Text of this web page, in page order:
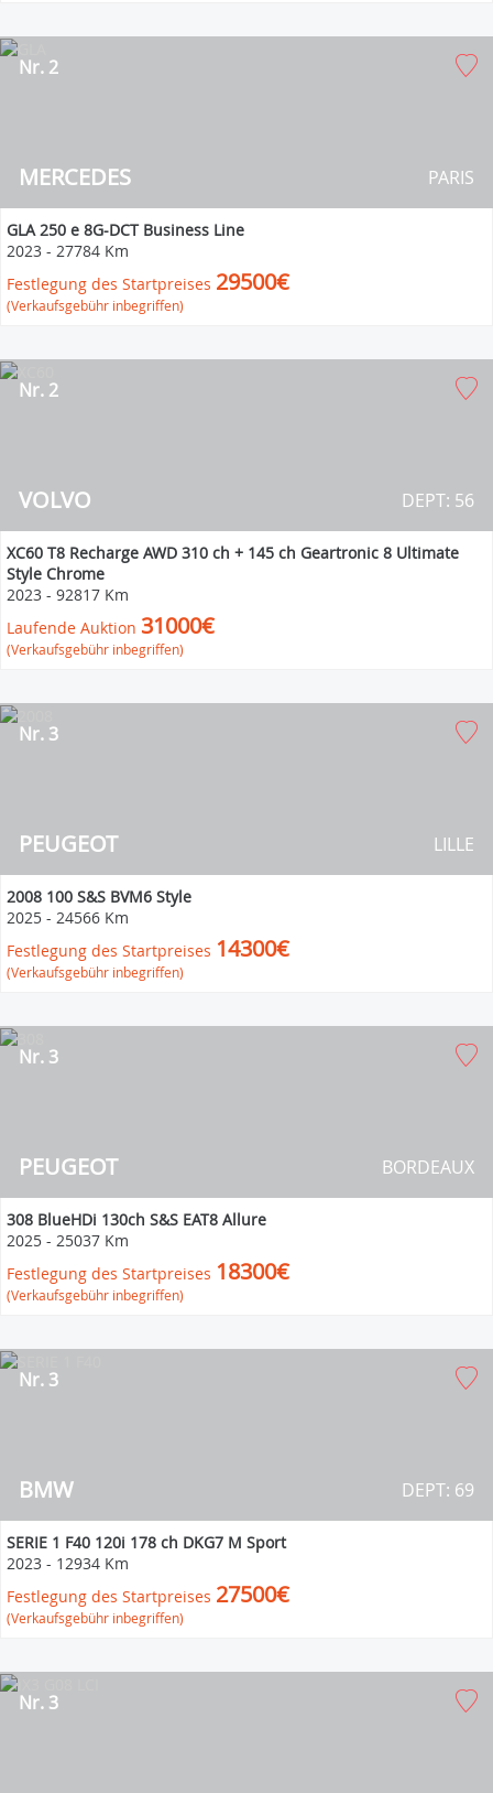
MERCEDES
Nr. 2
PARIS
GLA 250 e 8G-DCT Business Line
2023 - 27784 Km
Festlegung des Startpreises 29500€
(Verkaufsgebühr inbegriffen)
VOLVO
Nr. 2
DEPT: 56
XC60 T8 Recharge AWD 310 ch + 145 ch Geartronic 8 Ultimate
Style Chrome
2023 - 92817 Km
Laufende Auktion 31000€
(Verkaufsgebühr inbegriffen)
PEUGEOT
Nr. 3
LILLE
2008 100 S&S BVM6 Style
2025 - 24566 Km
Festlegung des Startpreises 14300€
(Verkaufsgebühr inbegriffen)
PEUGEOT
Nr. 3
BORDEAUX
308 BlueHDi 130ch S&S EAT8 Allure
2025 - 25037 Km
Festlegung des Startpreises 18300€
(Verkaufsgebühr inbegriffen)
BMW
Nr. 3
DEPT: 69
SERIE 1 F40 120i 178 ch DKG7 M Sport
2023 - 12934 Km
Festlegung des Startpreises 27500€
(Verkaufsgebühr inbegriffen)
Nr. 3